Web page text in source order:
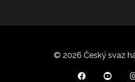
© 2026 Český svaz